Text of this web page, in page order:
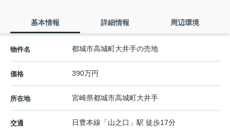
基本情報 詳細情報 周辺環境
物件名 都城市高城町大井手の売地
価格 390万円
所在地 宮崎県都城市高城町大井手
交通 日豊本線 「山之口 」駅 徒歩17分